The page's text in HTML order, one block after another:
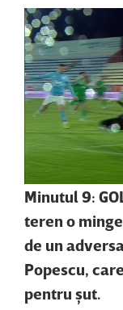
Minutul 9:
teren o
de un
Popescu,
pentru şut.